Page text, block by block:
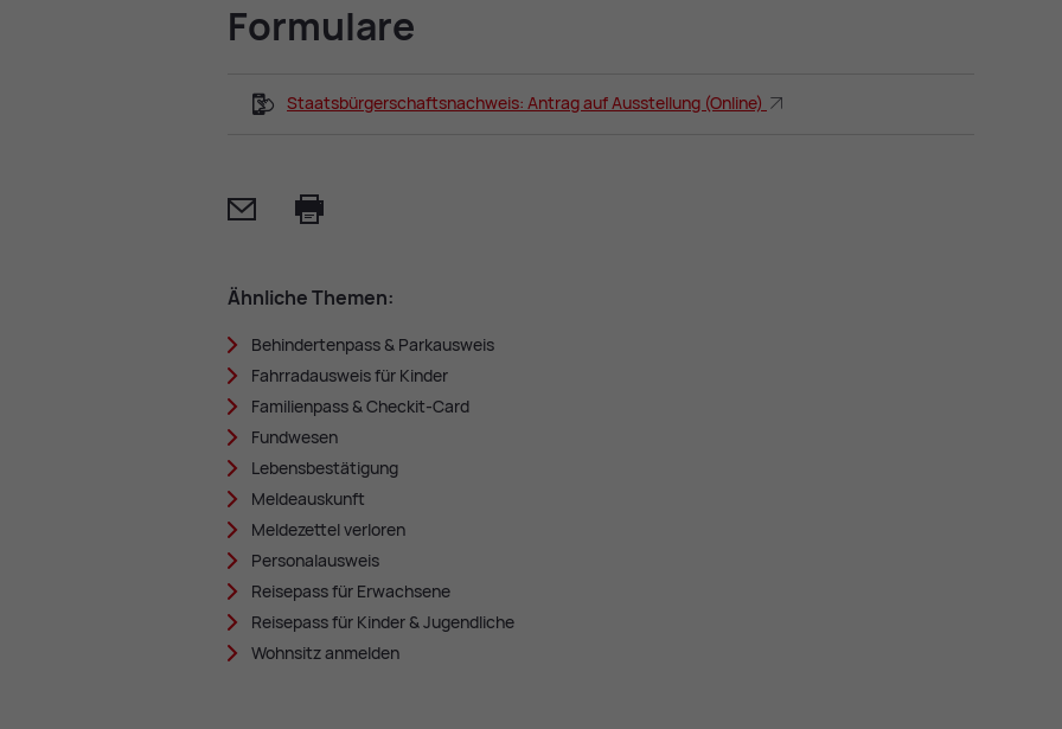
For­mu­la­re
Staatsbürgerschaftsnachweis: Antrag auf Ausstellung (Online)
Mail
Ähn­li­che The­men:
Be­hin­der­ten­pass & Park­aus­weis
Fahr­rad­aus­weis für Kin­der
Fa­mi­li­en­pass & Che­ckit-Card
Fund­we­sen
Le­bens­be­stä­ti­gung
Mel­de­aus­kunft
Mel­de­zet­tel ver­lo­ren
Per­so­nal­aus­weis
Rei­se­pass für Er­wach­se­ne
Rei­se­pass für Kin­der & Ju­gend­li­che
Wohn­sitz an­mel­den